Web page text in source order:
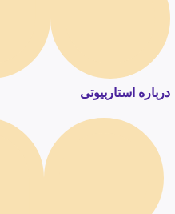
درباره استاربیوتی